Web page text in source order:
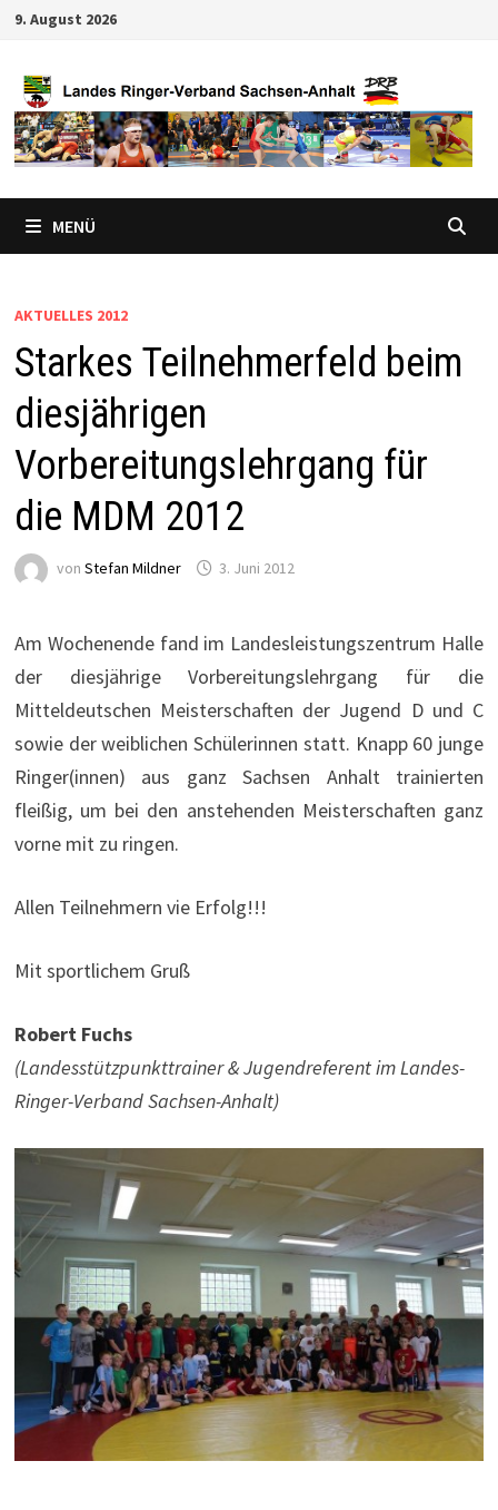
Zum
springen
9. August 2026
MENÜ
AKTUELLES 2012
Starkes Teilnehmerfeld beim
diesjährigen
Vorbereitungslehrgang für
die MDM 2012
von Stefan Mildner 3. Juni 2012
Am Wochenende fand im Landesleistungszentrum Halle
der diesjährige Vorbereitungslehrgang für die
Mitteldeutschen Meisterschaften der Jugend D und C
sowie der weiblichen Schülerinnen statt. Knapp 60 junge
Ringer(innen) aus ganz Sachsen Anhalt trainierten
fleißig, um bei den anstehenden Meisterschaften ganz
vorne mit zu ringen.
Allen Teilnehmern vie Erfolg!!!
Mit sportlichem Gruß
Robert Fuchs
(Landesstützpunkttrainer & Jugendreferent im Landes-
Ringer-Verband Sachsen-Anhalt)